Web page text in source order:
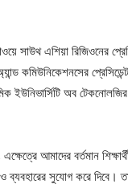
সাউথ এশিয়া রিজিওনের
কমিউনিকেশনসের
ইউনিভার্সিটি অব টেকনোলজির
আমাদের বর্তমান
সুযোগ করে দিবে।